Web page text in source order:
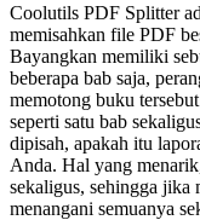
Coolutils PDF Splitter
memisahkan file PDF
Bayangkan memiliki
beberapa bab saja,
memotong buku
seperti satu bab
dipisah, apakah itu
Anda. Hal yang
sekaligus, sehingga
menangani semuanya